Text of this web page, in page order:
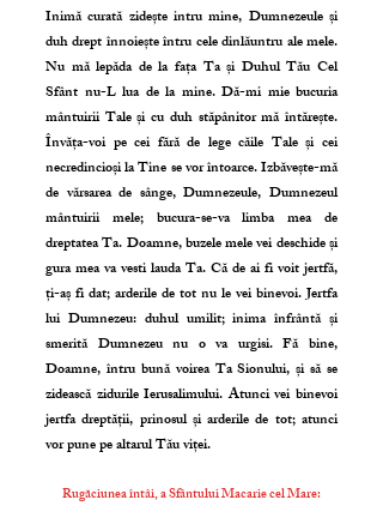
Inimă curată zidește intru mine, Dumnezeule și
duh drept înnoiește întru cele dinlăuntru ale mele.
Nu mă lepăda de la fața Ta și Duhul Tău Cel
Sfânt nu-L lua de la mine. Dă-mi mie bucuria
mântuirii Tale și cu duh stăpânitor mă întărește.
Învăța-voi pe cei fără de lege căile Tale și cei
necredincioși la Tine se vor întoarce. Izbăvește-mă
de vărsarea de sânge, Dumnezeule, Dumnezeul
mântuirii mele; bucura-se-va limba mea de
dreptatea Ta. Doamne, buzele mele vei deschide și
gura mea va vesti lauda Ta. Că de ai fi voit jertfă,
ți-aș fi dat; arderile de tot nu le vei binevoi. Jertfa
lui Dumnezeu: duhul umilit; inima înfrântă și
smerită Dumnezeu nu o va urgisi. Fă bine,
Doamne, întru bună voirea Ta Sionului, și să se
zidească zidurile Ierusalimului. Atunci vei binevoi
jertfa dreptății, prinosul și arderile de tot; atunci
vor pune pe altarul Tău viței.
Rugăciunea întâi, a Sfântului Macarie cel Mare: